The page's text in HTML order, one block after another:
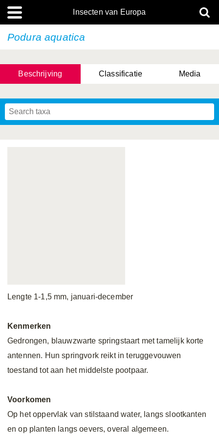
Insecten van Europa
Podura aquatica
Beschrijving Classificatie Media
Lengte 1-1,5 mm, januari-december
Kenmerken
Gedrongen, blauwzwarte springstaart met tamelijk korte
antennen. Hun springvork reikt in teruggevouwen
toestand tot aan het middelste pootpaar.
Voorkomen
Op het oppervlak van stilstaand water, langs slootkanten
en op planten langs oevers, overal algemeen.